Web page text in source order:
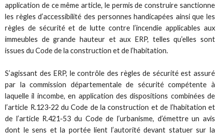
application de ce même article, le permis de construire sanctionne
les règles d’accessibilité des personnes handicapées ainsi que les
règles de sécurité et de lutte contre l’incendie applicables aux
immeubles de grande hauteur et aux ERP, telles qu’elles sont
issues du Code de la construction et de l’habitation.
S’agissant des ERP, le contrôle des règles de sécurité est assuré
par la commission départementale de sécurité compétente à
laquelle il incombe, en application des dispositions combinées de
l’article R.123-22 du Code de la construction et de l’habitation et
de l’article R.421-53 du Code de l’urbanisme, d’émettre un avis
dont le sens et la portée lient l’autorité devant statuer sur la